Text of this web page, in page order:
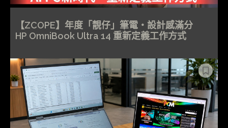
【ZCOPE】年度「靚仔」筆電・設計感滿分
HP OmniBook Ultra 14 重新定義工作方式